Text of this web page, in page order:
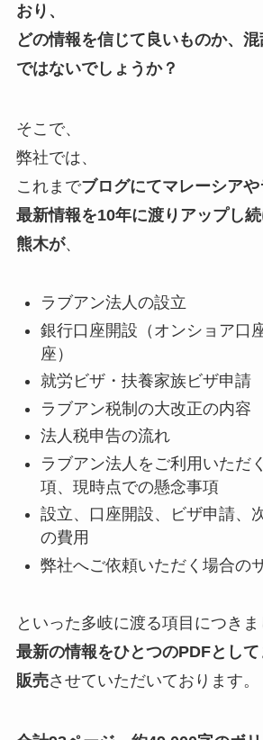
おり、
どの情報を信じて良いものか、
ではないでしょうか？
そこで、
弊社では、
これまでブログにてマレーシア
最新情報を10年に渡りアップし
熊木が、
ラブアン法人の設立
銀行口座開設（オンショア口
座）
就労ビザ・扶養家族ビザ申請
ラブアン税制の大改正の内容
法人税申告の流れ
ラブアン法人をご利用いただ
項、現時点での懸念事項
設立、口座開設、ビザ申請、
の費用
弊社へご依頼いただく場合の
といった多岐に渡る項目につきま
最新の情報をひとつのPDFとし
販売させていただいております。